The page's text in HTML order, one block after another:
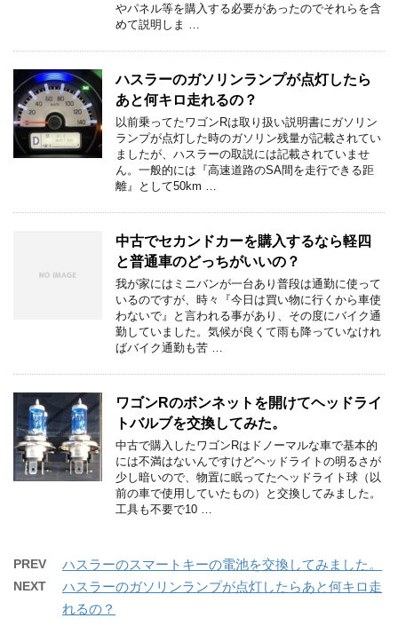
やパネル等を購入する必要があったのでそれらを含
めて説明しま …
ハスラーのガソリンランプが点灯したら
あと何キロ走れるの？
以前乗ってたワゴンRは取り扱い説明書にガソリン
ランプが点灯した時のガソリン残量が記載されてい
ましたが、ハスラーの取説には記載されていませ
ん。一般的には『高速道路のSA間を走行できる距
離』として50km …
中古でセカンドカーを購入するなら軽四
と普通車のどっちがいいの？
我が家にはミニバンが一台あり普段は通勤に使って
いるのですが、時々『今日は買い物に行くから車使
わないで』と言われる事があり、その度にバイク通
勤していました。気候が良くて雨も降っていなけれ
ばバイク通勤も苦 …
ワゴンRのボンネットを開けてヘッドライ
トバルブを交換してみた。
中古で購入したワゴンRはドノーマルな車で基本的
には不満はないんですけどヘッドライトの明るさが
少し暗いので、物置に眠ってたヘッドライト球（以
前の車で使用していたもの）と交換してみました。
工具も不要で10 …
PREV ハスラーのスマートキーの電池を交換してみました。
NEXT
ハスラーのガソリンランプが点灯したらあと何キロ走
れるの？